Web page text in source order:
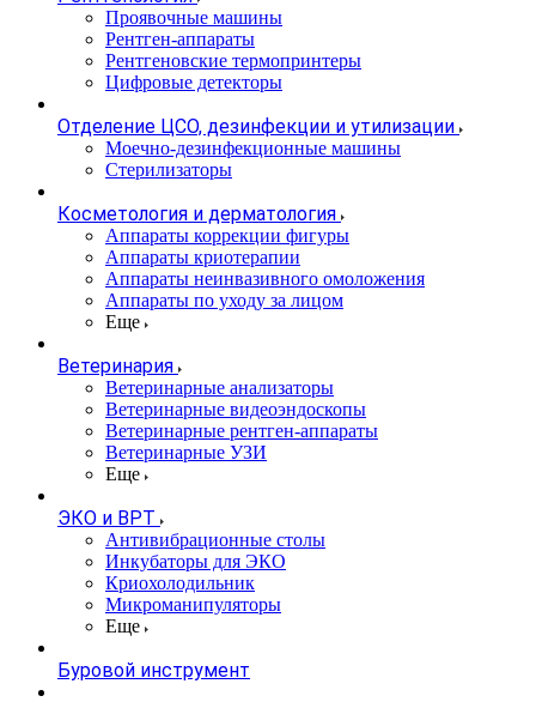
Проявочные машины
Рентген-аппараты
Рентгеновские термопринтеры
Цифровые детекторы
Отделение ЦСО, дезинфекции и утилизации
Моечно-дезинфекционные машины
Стерилизаторы
Косметология и дерматология
Аппараты коррекции фигуры
Аппараты криотерапии
Аппараты неинвазивного омоложения
Аппараты по уходу за лицом
Еще
Ветеринария
Ветеринарные анализаторы
Ветеринарные видеоэндоскопы
Ветеринарные рентген-аппараты
Ветеринарные УЗИ
Еще
ЭКО и ВРТ
Антивибрационные столы
Инкубаторы для ЭКО
Криохолодильник
Микроманипуляторы
Еще
Буровой инструмент